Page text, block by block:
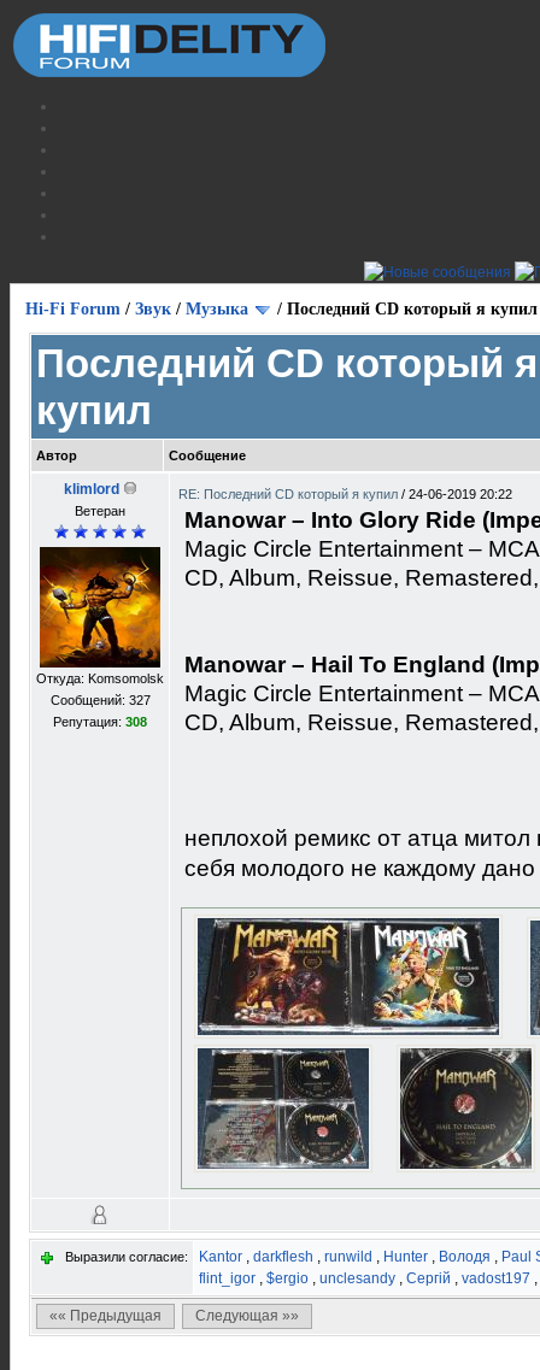
Hi-Fi Forum / Звук / Музыка / Последний CD который я купил
Последний CD который я
купил
Автор Сообщение
klimlord
Ветеран
Откуда: Komsomolsk
Сообщений: 327
Репутация: 308
RE: Последний CD который я купил / 24-06-2019 20:22
Manowar ‎– Into Glory Ride
Magic Circle Entertainment ‎–
CD, Album, Reissue,
Manowar ‎– Hail To England
Magic Circle Entertainment ‎–
CD, Album, Reissue,
неплохой ремикс от атца митол
себя молодого не каждому дано
Выразили согласие: Kantor , darkflesh , runwild , Hunter , Володя , Paul
flint_igor , $ergio , unclesandy , Сергій , vadost197 ,
«« Предыдущая Следующая »»